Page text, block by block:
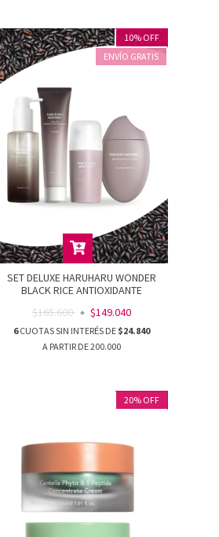
10% OFF
ENVÍO GRATIS
SET DELUXE HARUHARU WONDER
BLACK RICE ANTIOXIDANTE
$165.600
$149.040
6CUOTAS SIN INTERÉS DE $24.840
20% OFF